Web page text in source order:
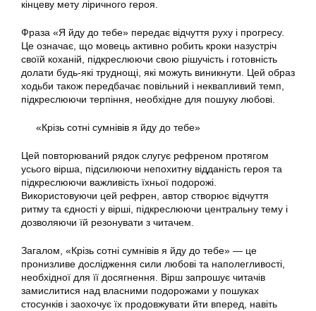
кінцеву мету ліричного героя.
Фраза «Я йду до тебе» передає відчуття руху і прогресу.
Це означає, що мовець активно робить кроки назустріч
своїй коханій, підкреслюючи свою рішучість і готовність
долати будь-які труднощі, які можуть виникнути. Цей образ
ходьби також передбачає повільний і неквапливий темп,
підкреслюючи терпіння, необхідне для пошуку любові.
«Крізь сотні сумнівів я йду до тебе»
Цей повторюваний рядок слугує рефреном протягом
усього вірша, підсилюючи непохитну відданість героя та
підкреслюючи важливість їхньої подорожі.
Використовуючи цей рефрен, автор створює відчуття
ритму та єдності у вірші, підкреслюючи центральну тему і
дозволяючи їй резонувати з читачем.
Загалом, «Крізь сотні сумнівів я йду до тебе» — це
пронизливе дослідження сили любові та наполегливості,
необхідної для її досягнення. Вірш запрошує читачів
замислитися над власними подорожами у пошуках
стосунків і заохочує їх продовжувати йти вперед, навіть